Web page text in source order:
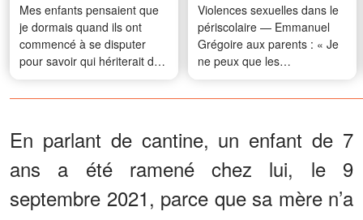
Mes enfants pensaient que
je dormais quand ils ont
commencé à se disputer
pour savoir qui hériterait de
ma maison après ma mort –
Alors je leur ai donné une
Violences sexuelles dans le
périscolaire — Emmanuel
Grégoire aux parents : « Je
ne peux que les
comprendre, leur demander
pardon »
En parlant de cantine, un enfant de 7
ans a été ramené chez lui, le 9
septembre 2021, parce que sa mère n’a